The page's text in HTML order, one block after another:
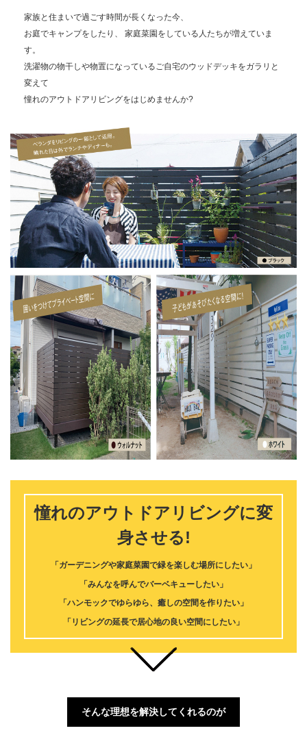
家族と住まいで過ごす時間が長くなった今、
お庭でキャンプをしたり、 家庭菜園をしている人たちが増えていま
す。
洗濯物の物干しや物置になっているご自宅のウッドデッキをガラリと
変えて
憧れのアウトドアリビングをはじめませんか?
憧れのアウトドアリビングに変
身させる!
「ガーデニングや家庭菜園で緑を楽しむ場所にしたい」
「みんなを呼んでバーベキューしたい」
「ハンモックでゆらゆら、癒しの空間を作りたい」
「リビングの延長で居心地の良い空間にしたい」
そんな理想を解決してくれるのが